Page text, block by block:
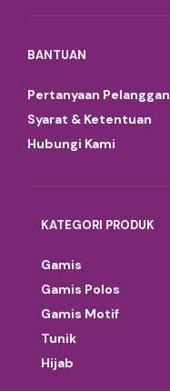
BANTUAN
Pertanyaan Pelanggan
Syarat & Ketentuan
Hubungi Kami
KATEGORI PRODUK
Gamis
Gamis Polos
Gamis Motif
Tunik
Hijab